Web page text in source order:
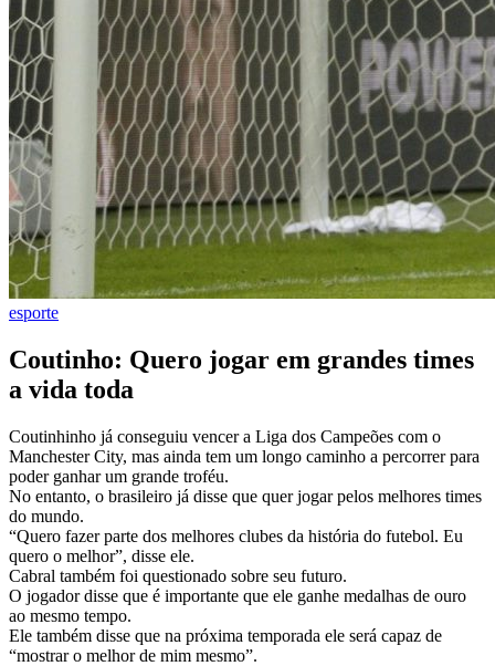
esporte
Coutinho: Quero jogar em grandes times
a vida toda
Coutinhinho já conseguiu vencer a Liga dos Campeões com o
Manchester City, mas ainda tem um longo caminho a percorrer para
poder ganhar um grande troféu.
No entanto, o brasileiro já disse que quer jogar pelos melhores times
do mundo.
“Quero fazer parte dos melhores clubes da história do futebol. Eu
quero o melhor”, disse ele.
Cabral também foi questionado sobre seu futuro.
O jogador disse que é importante que ele ganhe medalhas de ouro
ao mesmo tempo.
Ele também disse que na próxima temporada ele será capaz de
“mostrar o melhor de mim mesmo”.